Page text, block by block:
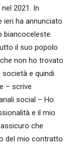
2021. In
ieri ha annunciato
biancoceleste:
il suo popolo
non ho trovato
e quindi
– scrive
social – Ho
e il mio
che
del mio contratto